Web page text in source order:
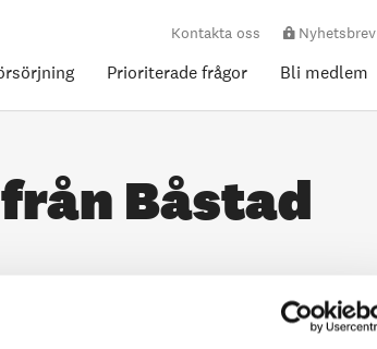
Prioriterade frågor Bli medlem
Kontakta oss Nyhetsbrev
Båstad